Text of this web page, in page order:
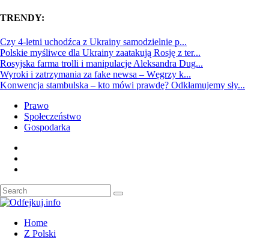
TRENDY:
Czy 4-letni uchodźca z Ukrainy samodzielnie p...
Polskie myśliwce dla Ukrainy zaatakują Rosję z ter...
Rosyjska farma trolli i manipulacje Aleksandra Dug...
Wyroki i zatrzymania za fake newsa – Węgrzy k...
Konwencja stambulska – kto mówi prawdę? Odkłamujemy sły...
Prawo
Społeczeństwo
Gospodarka
Home
Z Polski